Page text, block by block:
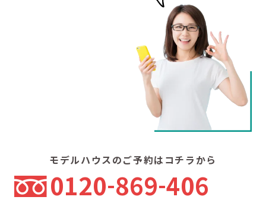
モデルハウスのご予約はコチラから
0120 869 406